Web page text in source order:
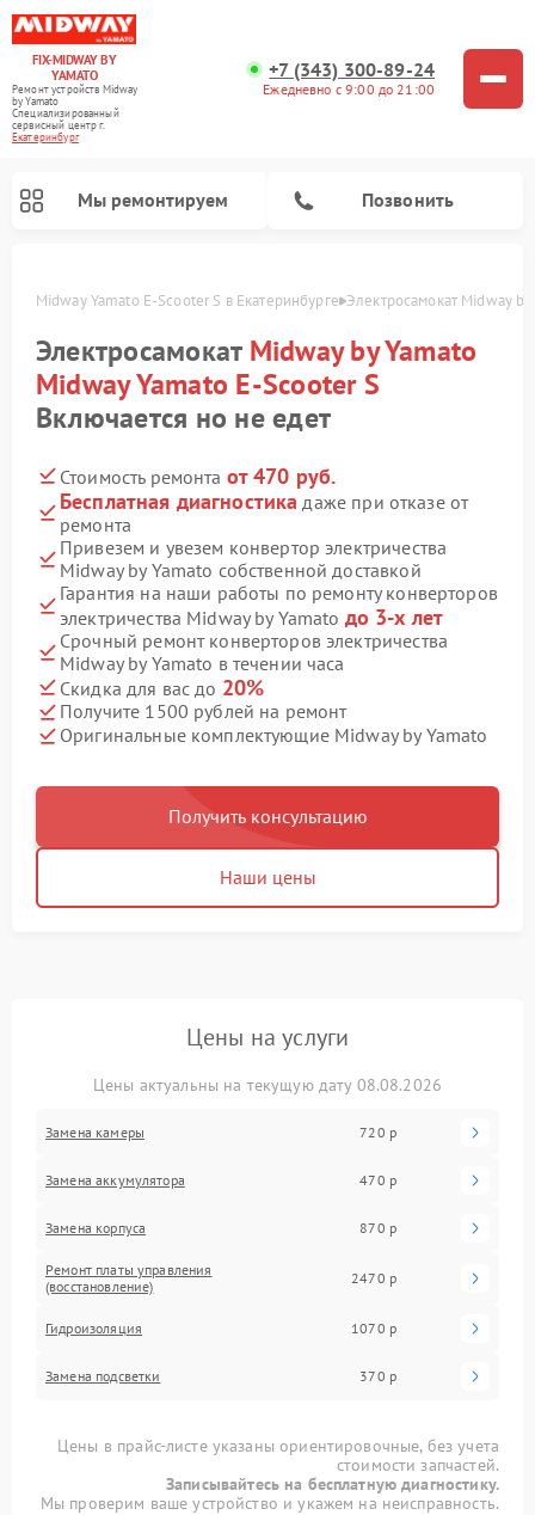
FIX-MIDWAY BY
YAMATO
Ремонт устройств Midway
by Yamato
Специализированный
cервисный центр г.
Екатеринбург
+7 (343) 300-89-24
Ежедневно с 9:00 до 21:00
Мы ремонтируем Позвонить
Midway Yamato E-Scooter S в Екатеринбурге Электросамокат Midway
Электросамокат Midway by Yamato
Midway Yamato E-Scooter S
Включается но не едет
Стоимость ремонта от 470 руб.
Бесплатная диагностика даже при отказе от
ремонта
Привезем и увезем конвертор электричества
Midway by Yamato собственной доставкой
Гарантия на наши работы по ремонту конверторов
электричества Midway by Yamato до 3-х лет
Срочный ремонт конверторов электричества
Midway by Yamato в течении часа
Скидка для вас до 20%
Получите 1500 рублей на ремонт
Оригинальные комплектующие Midway by Yamato
Получить консультацию
Наши цены
Цены на услуги
Цены актуальны на текущую дату 08.08.2026
Замена камеры 720 р
Замена аккумулятора 470 р
Замена корпуса 870 р
Ремонт платы управления
(восстановление)
2470 р
Гидроизоляция 1070 р
Замена подсветки 370 р
Цены в прайс-листе указаны ориентировочные, без учета
стоимости запчастей.
Записывайтесь на бесплатную диагностику.
Мы проверим ваше устройство и укажем на неисправность.